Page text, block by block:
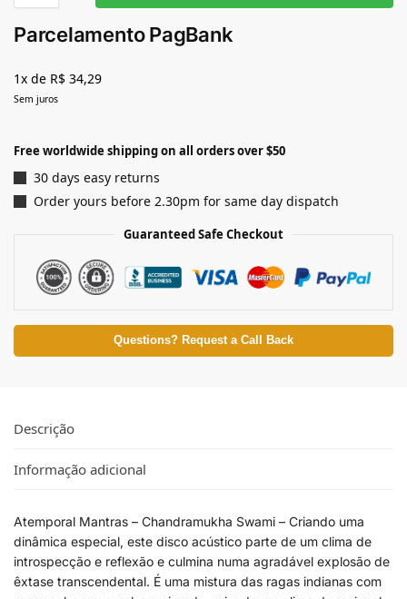
Parcelamento PagBank
1x de R$ 34,29
Sem juros
Free worldwide shipping on all orders over $50
30 days easy returns
Order yours before 2.30pm for same day dispatch
Guaranteed Safe Checkout
Questions? Request a Call Back
Descrição
Informação adicional
Atemporal Mantras – Chandramukha Swami – Criando uma
dinâmica especial, este disco acústico parte de um clima de
introspecção e reflexão e culmina numa agradável explosão de
êxtase transcendental. É uma mistura das ragas indianas com